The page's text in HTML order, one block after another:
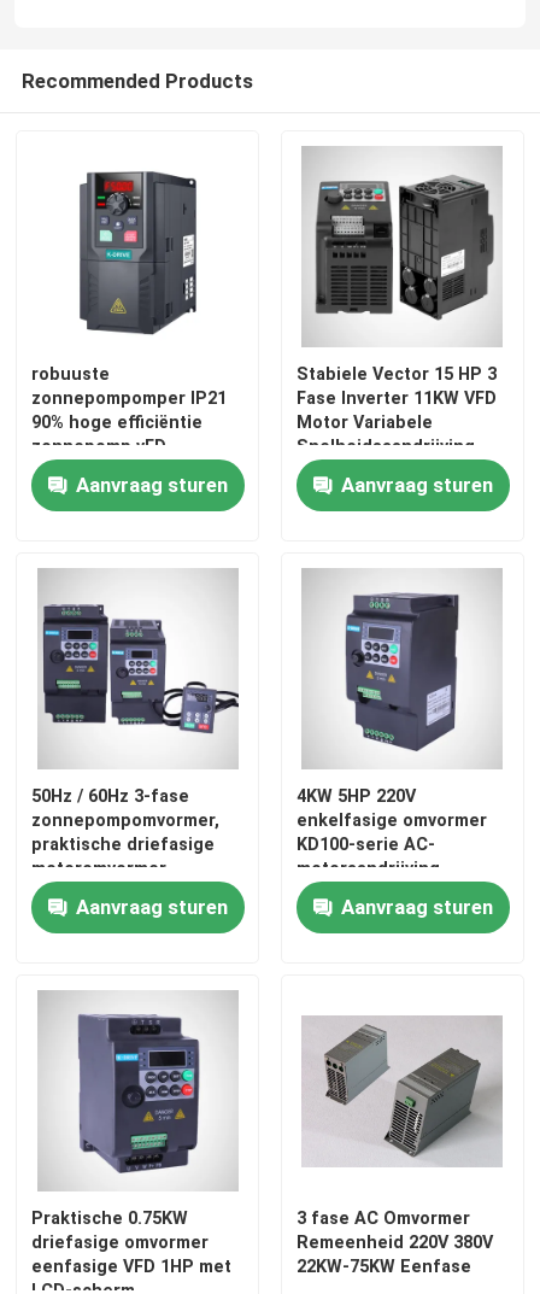
Videos
Kwaliteitscontrole
Vraag een offerte aan
Veranderlijke Frequentieomschakelaar
enige faseomschakelaar
Omschakelaar in drie stadia
vfd veranderlijke frequentieaandrijving
Motor Zachte Aanzet
HMI-Touch screen
Liftomschakelaar
Servo-aandrijfmotor
Stepper motoraandrijving
Recommended Products
robuuste
zonnepompomper IP21
90% hoge efficiëntie
zonnepomp vFD-
omvormer
Aanvraag sturen
Stabiele Vector 15 HP 3
Fase Inverter 11KW VFD
Motor Variabele
Snelheidsaandrijving
Aanvraag sturen
50Hz / 60Hz 3-fase
zonnepompomvormer,
praktische driefasige
motoromvormer
Aanvraag sturen
4KW 5HP 220V
enkelfasige omvormer
KD100-serie AC-
motoraandrijving
Aanvraag sturen
Praktische 0.75KW
driefasige omvormer
eenfasige VFD 1HP met
3 fase AC Omvormer
Remeenheid 220V 380V
22KW-75KW Eenfase